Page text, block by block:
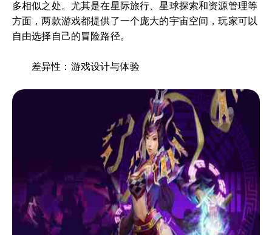
多相似之处。尤其是在星际旅行、星球探索和资源管理等
方面，两款游戏都提供了一个庞大的宇宙空间，玩家可以
自由选择自己的冒险路径。
差异性：游戏设计与体验